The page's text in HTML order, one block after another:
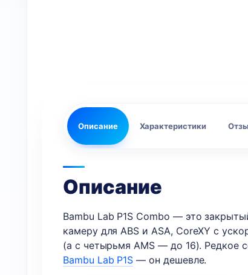
Описание Характеристики
Описание
Bambu Lab P1S Combo — это
камеру для ABS и ASA, CoreXY с
(а с четырьмя AMS — до 16). Редкое
Bambu Lab P1S — он дешевле.